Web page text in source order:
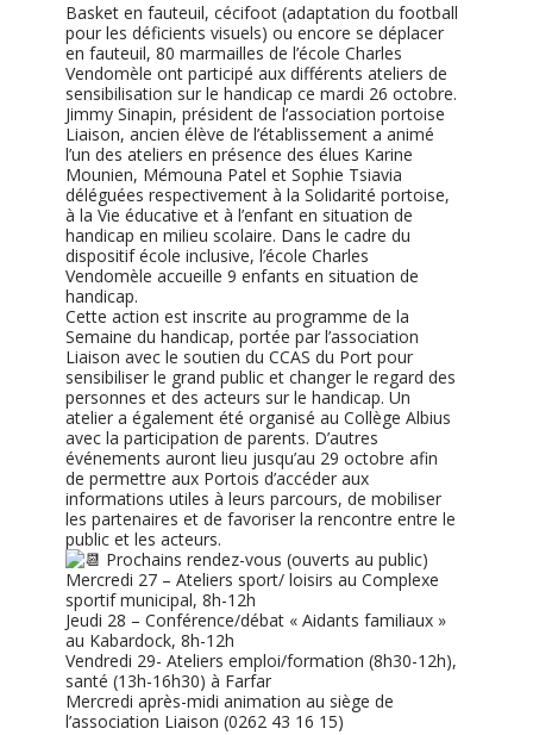
Basket en fauteuil, cécifoot (adaptation du football
pour les déficients visuels) ou encore se déplacer
en fauteuil, 80 marmailles de l’école Charles
Vendomèle ont participé aux différents ateliers de
sensibilisation sur le handicap ce mardi 26 octobre.
Jimmy Sinapin, président de l’association portoise
Liaison, ancien élève de l’établissement a animé
l’un des ateliers en présence des élues Karine
Mounien, Mémouna Patel et Sophie Tsiavia
déléguées respectivement à la Solidarité portoise,
à la Vie éducative et à l’enfant en situation de
handicap en milieu scolaire. Dans le cadre du
dispositif école inclusive, l’école Charles
Vendomèle accueille 9 enfants en situation de
handicap.
Cette action est inscrite au programme de la
Semaine du handicap, portée par l’association
Liaison avec le soutien du CCAS du Port pour
sensibiliser le grand public et changer le regard des
personnes et des acteurs sur le handicap. Un
atelier a également été organisé au Collège Albius
avec la participation de parents. D’autres
événements auront lieu jusqu’au 29 octobre afin
de permettre aux Portois d’accéder aux
informations utiles à leurs parcours, de mobiliser
les partenaires et de favoriser la rencontre entre le
public et les acteurs.
Prochains rendez-vous (ouverts au public)
Mercredi 27 – Ateliers sport/ loisirs au Complexe
sportif municipal, 8h-12h
Jeudi 28 – Conférence/débat « Aidants familiaux »
au Kabardock, 8h-12h
Vendredi 29- Ateliers emploi/formation (8h30-12h),
santé (13h-16h30) à Farfar
Mercredi après-midi animation au siège de
l’association Liaison (0262 43 16 15)